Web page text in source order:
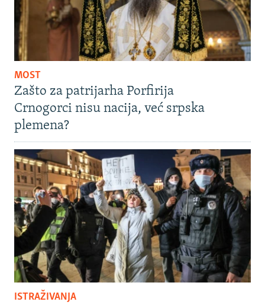
MOST
Zašto za patrijarha Porfirija
Crnogorci nisu nacija, već srpska
plemena?
ISTRAŽIVANJA